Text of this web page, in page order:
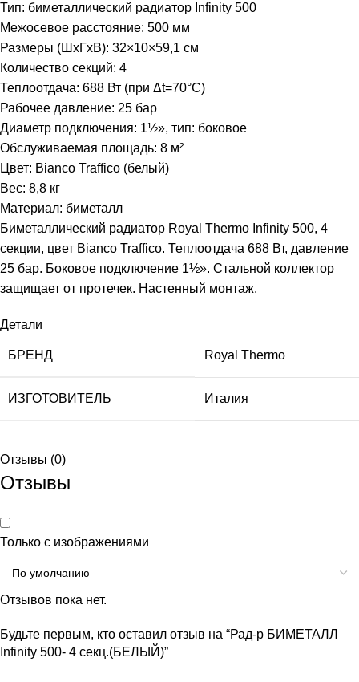
Тип: биметаллический радиатор Infinity 500
Межосевое расстояние: 500 мм
Размеры (ШхГхВ): 32×10×59,1 см
Количество секций: 4
Теплоотдача: 688 Вт (при Δt=70°C)
Рабочее давление: 25 бар
Диаметр подключения: 1½», тип: боковое
Обслуживаемая площадь: 8 м²
Цвет: Bianco Traffico (белый)
Вес: 8,8 кг
Материал: биметалл
Биметаллический радиатор Royal Thermo Infinity 500, 4
секции, цвет Bianco Traffico. Теплоотдача 688 Вт, давление
25 бар. Боковое подключение 1½». Стальной коллектор
защищает от протечек. Настенный монтаж.
Детали
БРЕНД Royal Thermo
ИЗГОТОВИТЕЛЬ Италия
Отзывы (0)
Отзывы
Только с изображениями
Отзывов пока нет.
Будьте первым, кто оставил отзыв на “Рад-р БИМЕТАЛЛ
Infinity 500- 4 секц.(БЕЛЫЙ)”